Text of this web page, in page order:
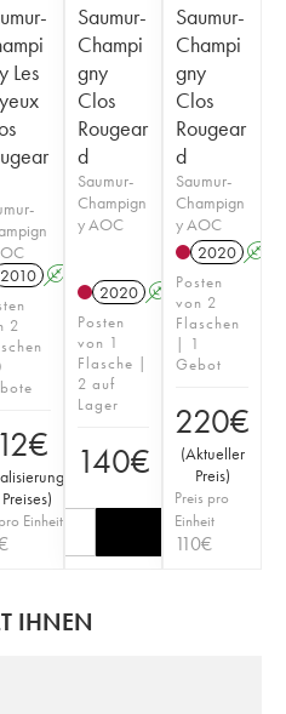
Les
2010 A
2
€
)
Einheit
Saumur-
Champi
gny
Clos
Rougear
d
Saumur-
Champign
y AOC
2020 A
Posten
von 1
Flasche |
2 auf
Lager
140€
Saumur-
Champi
gny
Clos
Rougear
d
Saumur-
Champign
y AOC
2020 A
Posten
von 2
Flaschen
| 1
Gebot
220€
(Aktueller
Preis)
Preis pro
Einheit
110€
IHNEN